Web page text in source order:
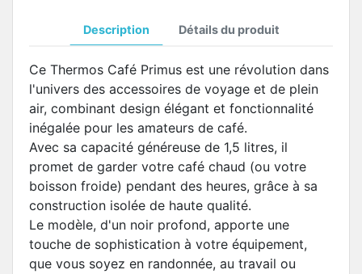
Description Détails du produit
Ce Thermos Café Primus est une révolution dans
l'univers des accessoires de voyage et de plein
air, combinant design élégant et fonctionnalité
inégalée pour les amateurs de café.
Avec sa capacité généreuse de 1,5 litres, il
promet de garder votre café chaud (ou votre
boisson froide) pendant des heures, grâce à sa
construction isolée de haute qualité.
Le modèle, d'un noir profond, apporte une
touche de sophistication à votre équipement,
que vous soyez en randonnée, au travail ou